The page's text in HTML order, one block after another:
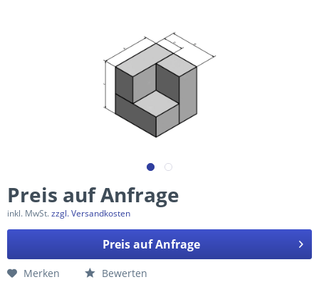
Preis auf Anfrage
inkl. MwSt.zzgl. Versandkosten
Preis auf Anfrage
Merken Bewerten